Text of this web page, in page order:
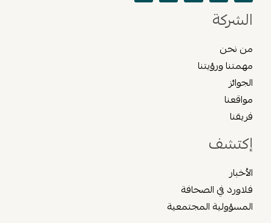
الشركة
من نحن
مهمتنا ورؤيتنا
الجوائز
مواقعنا
فريقنا
إكتشف
الأخبار
فلاورد في الصحافة
المسؤولية المجتمعية